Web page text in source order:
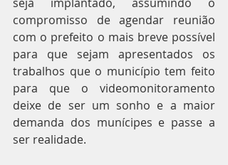
compromisso de agendar reunião
com o prefeito o mais breve possível
para que sejam apresentados os
trabalhos que o município tem feito
para que o videomonitoramento
deixe de ser um sonho e a maior
demanda dos munícipes e passe a
ser realidade.